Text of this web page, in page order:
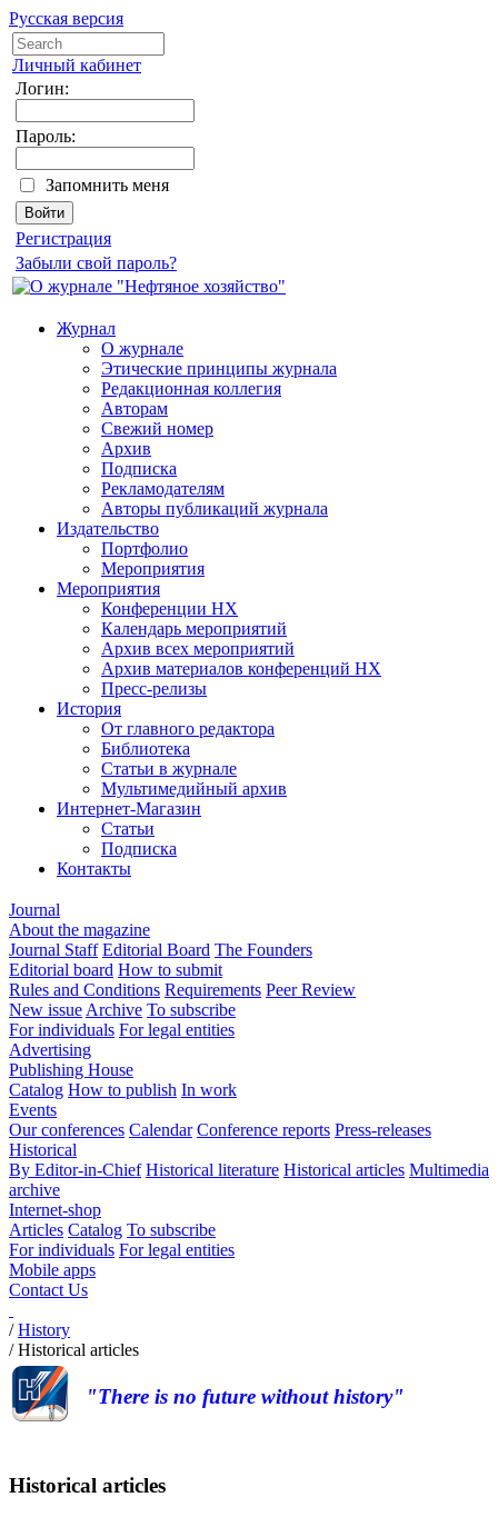
Русская версия
Личный кабинет
Логин:
Пароль:
Запомнить меня
Регистрация
Забыли свой пароль?
Журнал
О журнале
Этические принципы журнала
Редакционная коллегия
Авторам
Свежий номер
Архив
Подписка
Рекламодателям
Авторы публикаций журнала
Издательство
Портфолио
Мероприятия
Мероприятия
Конференции НХ
Календарь мероприятий
Архив всех мероприятий
Архив материалов конференций НХ
Пресс-релизы
История
От главного редактора
Библиотека
Статьи в журнале
Мультимедийный архив
Интернет-Магазин
Статьи
Подписка
Контакты
Journal
About the magazine
Journal Staff Editorial Board The Founders
Editorial board How to submit
Rules and Conditions Requirements Peer Review
New issue Archive To subscribe
For individuals For legal entities
Advertising
Publishing House
Catalog How to publish In work
Events
Our conferences Calendar Conference reports Press-releases
Historical
By Editor-in-Chief Historical literature Historical articles Multimedia
archive
Internet-shop
Articles Catalog To subscribe
For individuals For legal entities
Mobile apps
Contact Us
/History
/Historical articles
"There is no future without history"
Historical articles